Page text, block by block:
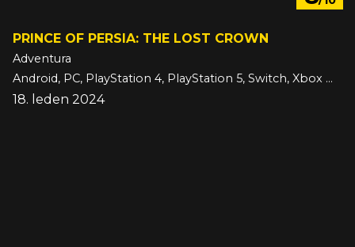
PRINCE OF PERSIA: THE LOST CROWN
Adventura
Android, PC, PlayStation 4, PlayStation 5, Switch, Xbox One, Xbox Series, iOS
18. leden 2024